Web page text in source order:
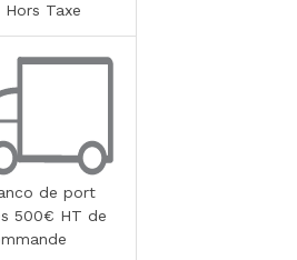
Hors Taxe
de port
500€ HT de